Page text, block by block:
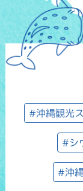
#沖縄観光
#シ
#沖